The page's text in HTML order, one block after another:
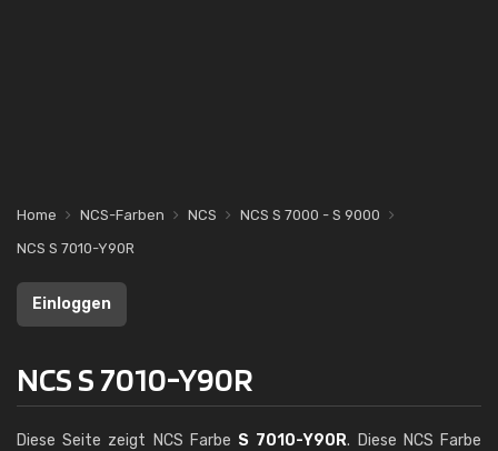
Home NCS-Farben NCS
NCS S 7000 - S 9000
NCS S 7010-Y90R
Einloggen
NCS S 7010-Y90R
Diese Seite zeigt NCS Farbe S 7010-Y90R. Diese NCS Farbe